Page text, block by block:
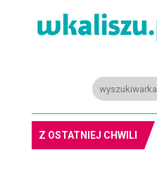
Z OSTATNIEJ CHWILI